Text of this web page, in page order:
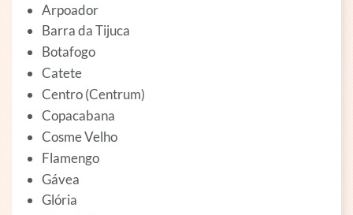
Arpoador
Barra da Tijuca
Botafogo
Catete
Centro (Centrum)
Copacabana
Cosme Velho
Flamengo
Gávea
Glória